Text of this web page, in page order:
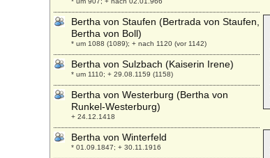
Bertha von Staufen (Bertrada von Staufen,
Bertha von Boll)
* um 1088 (1089); + nach 1120 (vor 1142)
Bertha von Sulzbach (Kaiserin Irene)
* um 1110; + 29.08.1159 (1158)
Bertha von Westerburg (Bertha von
Runkel-Westerburg)
+ 24.12.1418
Bertha von Winterfeld
* 01.09.1847; + 30.11.1916